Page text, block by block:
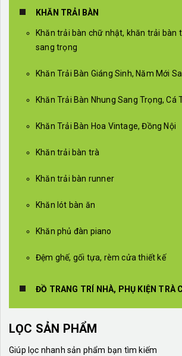
KHĂN TRẢI BÀN
Khăn trải bàn chữ nhật, khăn trải bàn
sang trọng
Khăn Trải Bàn Giáng Sinh, Năm Mới
Khăn Trải Bàn Nhung Sang Trọng, Cá
Khăn Trải Bàn Hoa Vintage, Đồng Nội
Khăn trải bàn trà
Khăn trải bàn runner
Khăn lót bàn ăn
Khăn phủ đàn piano
Đệm ghế, gối tựa, rèm cửa thiết kế
ĐỒ TRANG TRÍ NHÀ, PHỤ KIỆN TRÀ
LỌC SẢN PHẨM
Giúp lọc nhanh sản phẩm bạn tìm kiếm